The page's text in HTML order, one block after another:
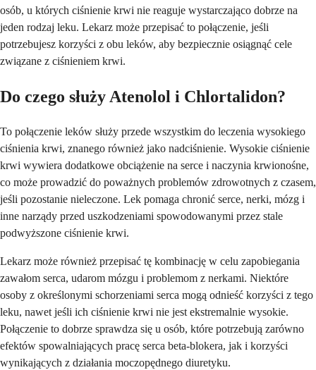
osób, u których ciśnienie krwi nie reaguje wystarczająco dobrze na
jeden rodzaj leku. Lekarz może przepisać to połączenie, jeśli
potrzebujesz korzyści z obu leków, aby bezpiecznie osiągnąć cele
związane z ciśnieniem krwi.
Do czego służy Atenolol i Chlortalidon?
To połączenie leków służy przede wszystkim do leczenia wysokiego
ciśnienia krwi, znanego również jako nadciśnienie. Wysokie ciśnienie
krwi wywiera dodatkowe obciążenie na serce i naczynia krwionośne,
co może prowadzić do poważnych problemów zdrowotnych z czasem,
jeśli pozostanie nieleczone. Lek pomaga chronić serce, nerki, mózg i
inne narządy przed uszkodzeniami spowodowanymi przez stale
podwyższone ciśnienie krwi.
Lekarz może również przepisać tę kombinację w celu zapobiegania
zawałom serca, udarom mózgu i problemom z nerkami. Niektóre
osoby z określonymi schorzeniami serca mogą odnieść korzyści z tego
leku, nawet jeśli ich ciśnienie krwi nie jest ekstremalnie wysokie.
Połączenie to dobrze sprawdza się u osób, które potrzebują zarówno
efektów spowalniających pracę serca beta-blokera, jak i korzyści
wynikających z działania moczopędnego diuretyku.